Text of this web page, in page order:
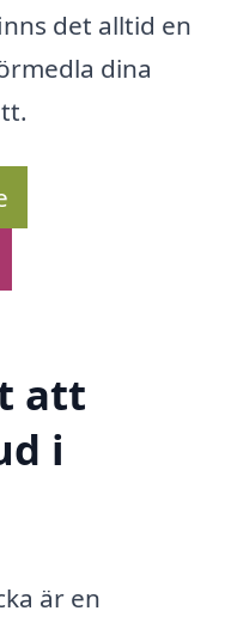
det alltid en
dina
att
i
är en